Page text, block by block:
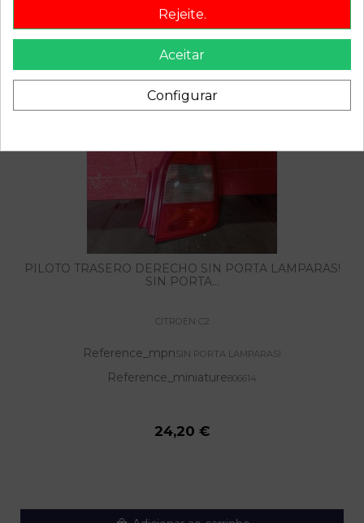
Também poderá gostar
PILOTO TRASERO DERECHO SIN PORTA LAMPARAS!
SIN PORTA...
CITROEN C2
Reference_mpnSIN PORTA LAMPARAS!
Reference_miniature806614
24,20 €
Rejeite.
Aceitar
Configurar